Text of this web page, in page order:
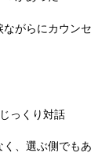
ながらにカウンセ
っくり対話
く、選ぶ側でもあ